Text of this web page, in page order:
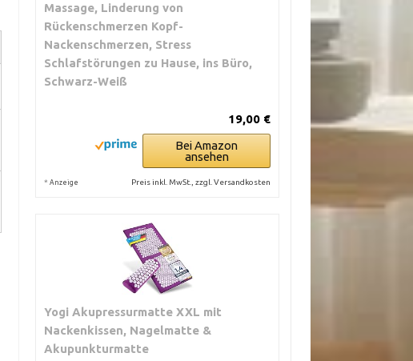
Massage, Linderung von
Rückenschmerzen Kopf-
Nackenschmerzen, Stress
Schlafstörungen zu Hause, ins Büro,
Schwarz-Weiß
19,00 €
Bei Amazon
ansehen
* Anzeige Preis inkl. MwSt., zzgl. Versandkosten
Yogi Akupressurmatte XXL mit
Nackenkissen, Nagelmatte &
Akupunkturmatte